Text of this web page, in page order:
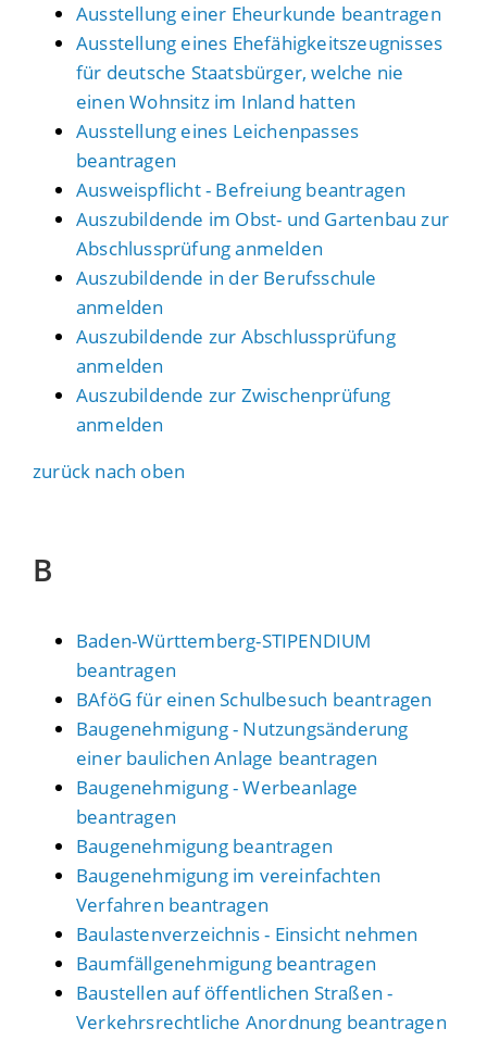
Ausstellung einer Eheurkunde beantragen
Ausstellung eines Ehefähigkeitszeugnisses
für deutsche Staatsbürger, welche nie
einen Wohnsitz im Inland hatten
Ausstellung eines Leichenpasses
beantragen
Ausweispflicht - Befreiung beantragen
Auszubildende im Obst- und Gartenbau zur
Abschlussprüfung anmelden
Auszubildende in der Berufsschule
anmelden
Auszubildende zur Abschlussprüfung
anmelden
Auszubildende zur Zwischenprüfung
anmelden
zurück nach oben
B
Baden-Württemberg-STIPENDIUM
beantragen
BAföG für einen Schulbesuch beantragen
Baugenehmigung - Nutzungsänderung
einer baulichen Anlage beantragen
Baugenehmigung - Werbeanlage
beantragen
Baugenehmigung beantragen
Baugenehmigung im vereinfachten
Verfahren beantragen
Baulastenverzeichnis - Einsicht nehmen
Baumfällgenehmigung beantragen
Baustellen auf öffentlichen Straßen -
Verkehrsrechtliche Anordnung beantragen